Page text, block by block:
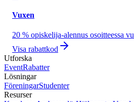
Vuxen
20 % opiskelija-alennus osoitteessa
Visa rabattkod
Utforska
EventRabatter
Lösningar
FöreningarStudenter
Resurser